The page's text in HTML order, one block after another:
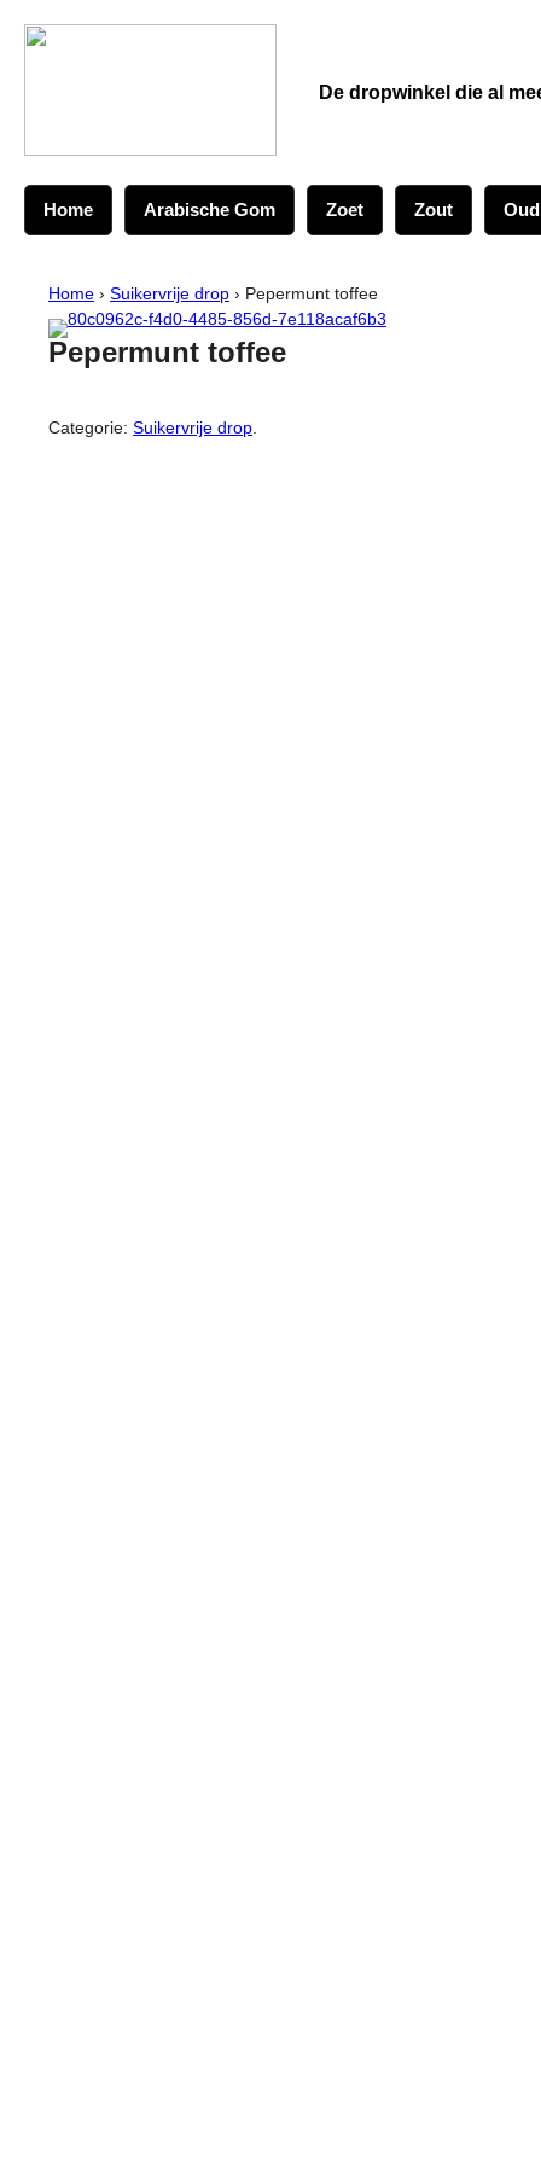
De dropwinkel die al
Home Arabische Gom Zoet Zout
Home › Suikervrije drop › Pepermunt toffee
Pepermunt toffee
Categorie: Suikervrije drop